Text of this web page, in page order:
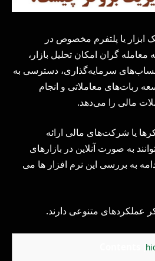
ابزار یا پلتفرم مخصوص در
معامله‌ گران امکان تحلیل بازار،
سرمایه‌گذاری، دسترسی به
ربات‌های معاملاتی و انجام
مالی را می‌دهد.
یا شرکت‌های مالی ارائه
به صورت آنلاین در بازارهای
به بررسی این نرم افزار ها می
عملکردهای متنوعی دارند.